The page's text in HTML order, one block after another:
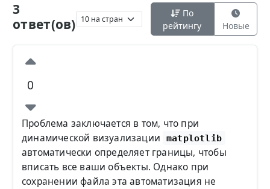
3
ответ(ов)
По
рейтингу
Новые
0
Проблема заключается в том, что при
динамической визуализации
matplotlib
автоматически определяет границы, чтобы
вписать все ваши объекты. Однако при
сохранении файла эта автоматизация не